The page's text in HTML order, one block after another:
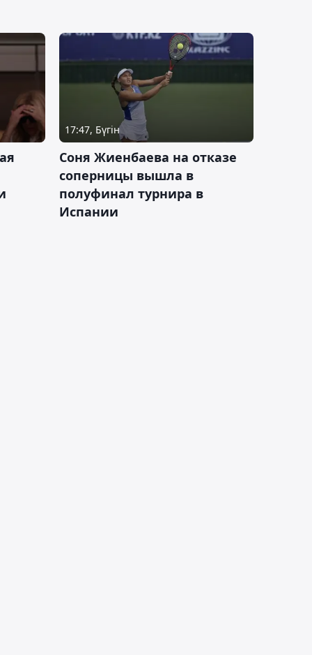
17:47, Бүгін
Соня Жиенбаева на отказе
соперницы вышла в
полуфинал турнира в
Испании